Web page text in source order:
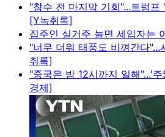
"참수 전 마지막 기회"...트럼
[Y녹취록]
집주인 실거주 늘면 세입자는
"너무 더워 태풍도 비껴간다
취록]
"중국은 밤 12시까지 일해"...'
경제]